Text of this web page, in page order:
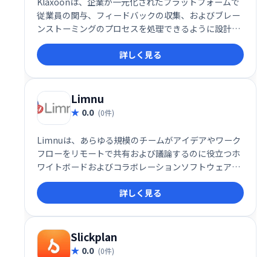
従業員の関与、フィードバックの収集、およびブレー
ンストーミングのプロセスを処理できるように設計さ
れた会議管理およびチームコラボレーションソフトウ
ェアです。
詳しく見る
Limnu
0.0 (0件)
Limnuは、あらゆる規模のチームがアイデアやワーク
フローをリモートで共有および議論するのに役立つホ
ワイトボードおよびコラボレーションソフトウェアで
す。チームメンバーが迅速なコミュニケーションを確
立できるようにする、組み込みのインスタントメッセ
ージングおよびビデオ会議ツールが付属しています。
詳しく見る
Slickplan
0.0 (0件)